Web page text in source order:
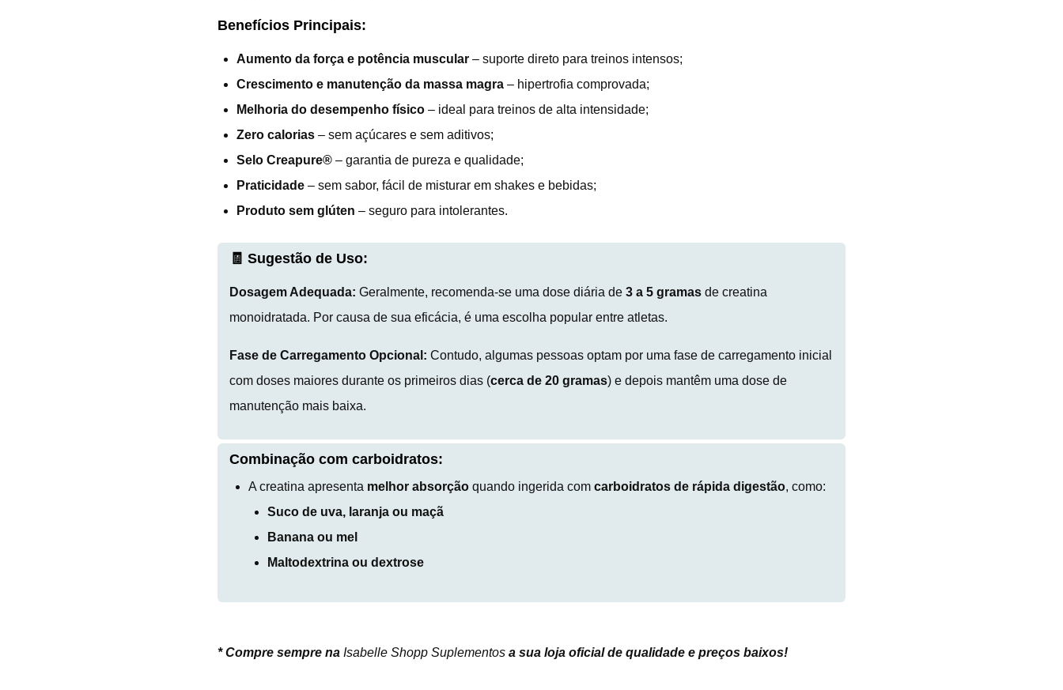
Benefícios Principais:
Aumento da força e potência muscular – suporte direto para treinos intensos;
Crescimento e manutenção da massa magra – hipertrofia comprovada;
Melhoria do desempenho físico – ideal para treinos de alta intensidade;
Zero calorias – sem açúcares e sem aditivos;
Selo Creapure® – garantia de pureza e qualidade;
Praticidade – sem sabor, fácil de misturar em shakes e bebidas;
Produto sem glúten – seguro para intolerantes.
🧾 Sugestão de Uso:
Dosagem Adequada: Geralmente, recomenda-se uma dose diária de 3 a 5 gramas de creatina
monoidratada. Por causa de sua eficácia, é uma escolha popular entre atletas.
Fase de Carregamento Opcional: Contudo, algumas pessoas optam por uma fase de carregamento inicial
com doses maiores durante os primeiros dias (cerca de 20 gramas) e depois mantêm uma dose de
manutenção mais baixa.
Combinação com carboidratos:
A creatina apresenta melhor absorção quando ingerida com carboidratos de rápida digestão, como:
Suco de uva, laranja ou maçã
Banana ou mel
Maltodextrina ou dextrose
*Compre sempre na Isabelle Shopp Suplementos a sua loja oficial de qualidade e preços baixos!